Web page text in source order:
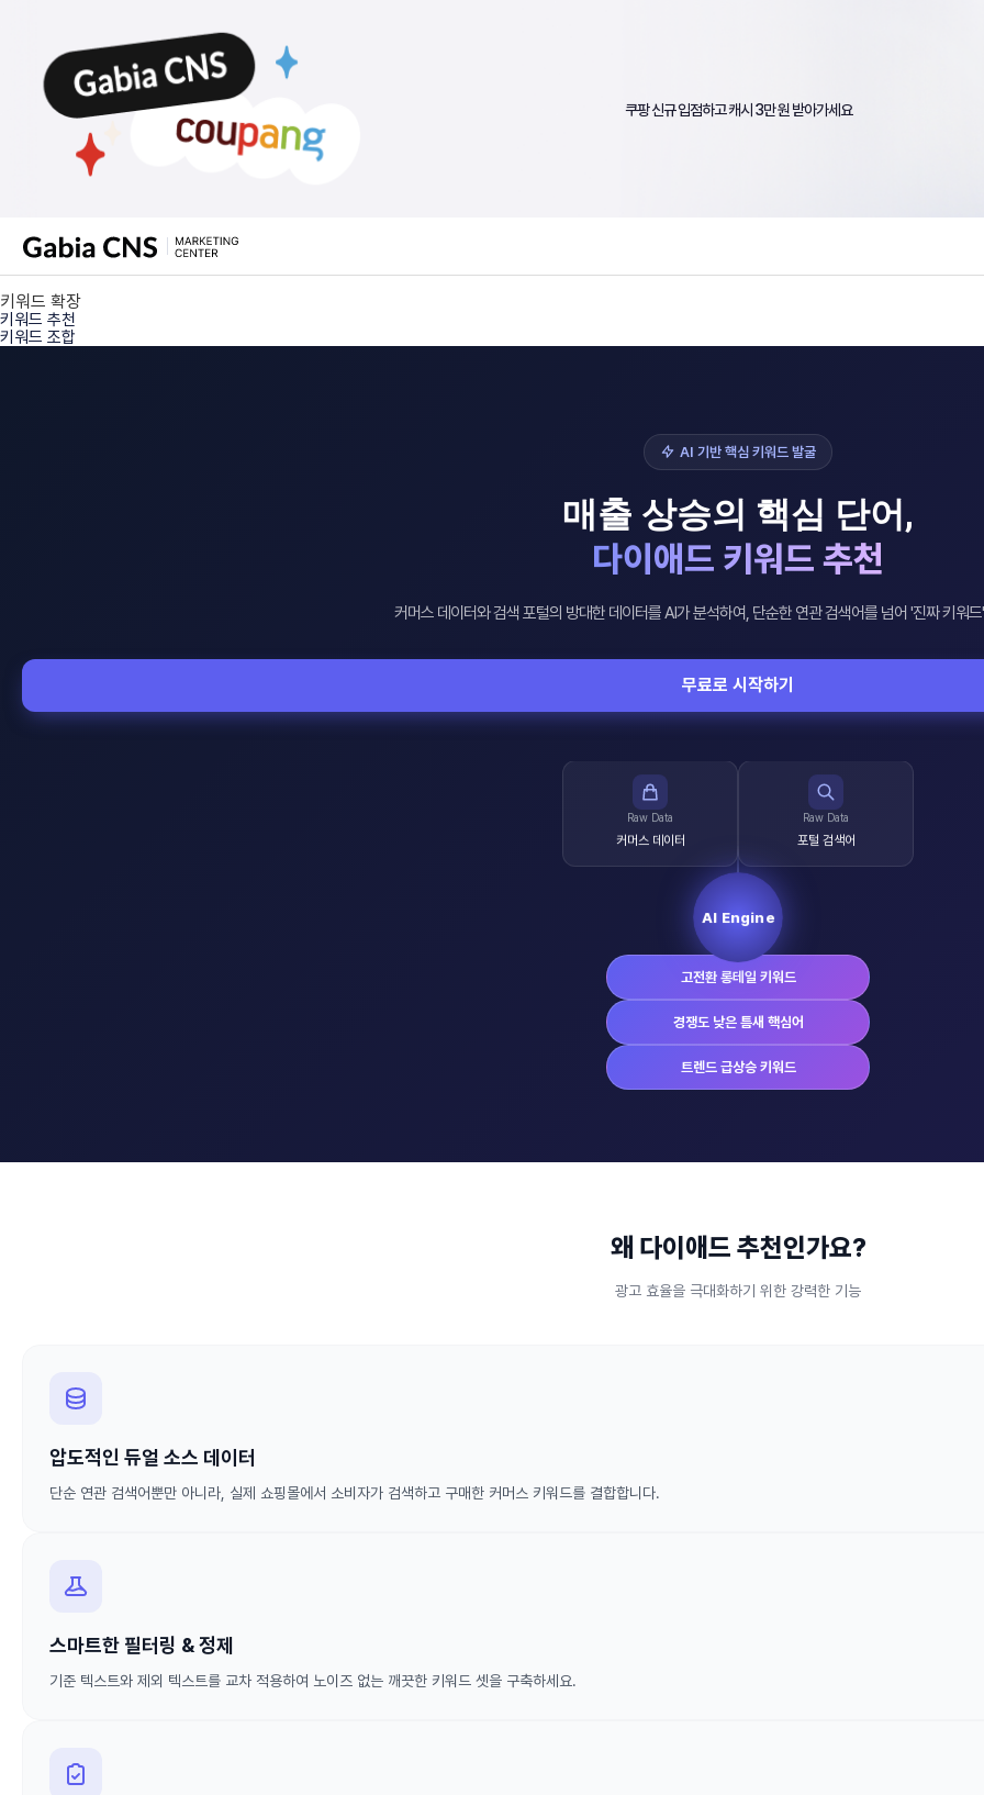
쿠팡 신규 입점하고 캐시 3만 원 받아가세요
키워드 확장
키워드 추천
키워드 조합
AI 기반 핵심 키워드 발굴
매출 상승의 핵심 단어,
다이애드 키워드 추천
커머스 데이터와 검색 포털의 방대한 데이터를 AI가 분석하여, 단순한 연관 검색어를 넘어 '진짜 키워
무료로 시작하기
Raw Data
커머스 데이터
Raw Data
포털 검색어
AI Engine
고전환 롱테일 키워드
경쟁도 낮은 틈새 핵심어
트렌드 급상승 키워드
왜 다이애드 추천인가요?
광고 효율을 극대화하기 위한 강력한 기능
압도적인 듀얼 소스 데이터
단순 연관 검색어뿐만 아니라, 실제 쇼핑몰에서 소비자가 검색하고 구매한 커머스 키워드를 결합합니다.
스마트한 필터링 & 정제
기준 텍스트와 제외 텍스트를 교차 적용하여 노이즈 없는 깨끗한 키워드 셋을 구축하세요.